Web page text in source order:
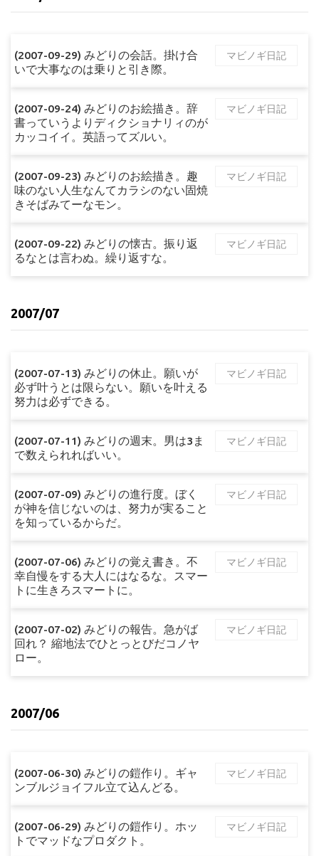
(2007-09-29) みどりの会話。掛け合
いで大事なのは乗りと引き際。
マビノギ日記
(2007-09-24) みどりのお絵描き。辞
書っていうよりディクショナリィのが
カッコイイ。英語ってズルい。
マビノギ日記
(2007-09-23) みどりのお絵描き。趣
味のない人生なんてカラシのない固焼
きそばみてーなモン。
マビノギ日記
(2007-09-22) みどりの懐古。振り返
るなとは言わぬ。繰り返すな。
マビノギ日記
2007/07
(2007-07-13) みどりの休止。願いが
必ず叶うとは限らない。願いを叶える
努力は必ずできる。
マビノギ日記
(2007-07-11) みどりの週末。男は3ま
で数えられればいい。
マビノギ日記
(2007-07-09) みどりの進行度。ぼく
が神を信じないのは、努力が実ること
を知っているからだ。
マビノギ日記
(2007-07-06) みどりの覚え書き。不
幸自慢をする大人にはなるな。スマー
トに生きろスマートに。
マビノギ日記
(2007-07-02) みどりの報告。急がば
回れ？ 縮地法でひとっとびだコノヤ
ロー。
マビノギ日記
2007/06
(2007-06-30) みどりの鎧作り。ギャ
ンブルジョイフル立て込んどる。
マビノギ日記
(2007-06-29) みどりの鎧作り。ホッ
トでマッドなプロダクト。
マビノギ日記